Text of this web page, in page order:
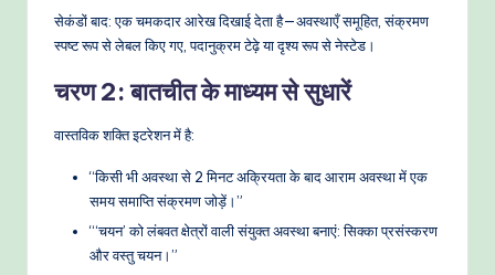
सेकंडों बाद: एक चमकदार आरेख दिखाई देता है—अवस्थाएँ समूहित, संक्रमण
स्पष्ट रूप से लेबल किए गए, पदानुक्रम टेढ़े या दृश्य रूप से नेस्टेड।
चरण 2: बातचीत के माध्यम से सुधारें
वास्तविक शक्ति इटरेशन में है:
“किसी भी अवस्था से 2 मिनट अक्रियता के बाद आराम अवस्था में एक
समय समाप्ति संक्रमण जोड़ें।”
“‘चयन’ को लंबवत क्षेत्रों वाली संयुक्त अवस्था बनाएं: सिक्का प्रसंस्करण
और वस्तु चयन।”